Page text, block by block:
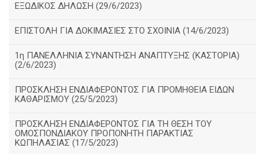
ΕΞΩΔΙΚΟΣ ΔΗΛΩΣΗ (29/6/2023)
ΕΠΙΣΤΟΛΗ ΓΙΑ ΔΟΚΙΜΑΣΙΕΣ ΣΤΟ ΣΧΟΙΝΙΑ (14/6/2023)
1η ΠΑΝΕΛΛΗΝΙΑ ΣΥΝΑΝΤΗΣΗ ΑΝΑΠΤΥΞΗΣ (ΚΑΣΤΟΡΙΑ)
(2/6/2023)
ΠΡΟΣΚΛΗΣΗ ΕΝΔΙΑΦΕΡΟΝΤΟΣ ΓΙΑ ΠΡΟΜΗΘΕΙΑ ΕΙΔΩΝ
ΚΑΘΑΡΙΣΜΟΥ (25/5/2023)
ΠΡΟΣΚΛΗΣΗ ΕΝΔΙΑΦΕΡΟΝΤΟΣ ΓΙΑ ΤΗ ΘΕΣΗ ΤΟΥ
ΟΜΟΣΠΟΝΔΙΑΚΟΥ ΠΡΟΠΟΝΗΤΗ ΠΑΡΑΚΤΙΑΣ
ΚΩΠΗΛΑΣΙΑΣ (17/5/2023)